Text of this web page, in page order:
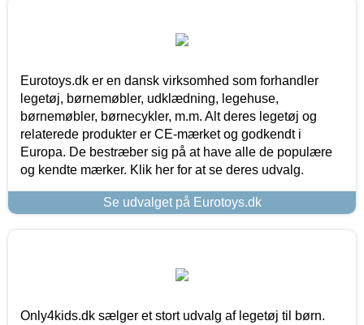
Eurotoys.dk er en dansk virksomhed som forhandler
legetøj, børnemøbler, udklædning, legehuse,
børnemøbler, børnecykler, m.m. Alt deres legetøj og
relaterede produkter er CE-mærket og godkendt i
Europa. De bestræber sig på at have alle de populære
og kendte mærker. Klik her for at se deres udvalg.
Se udvalget på Eurotoys.dk
Only4kids.dk sælger et stort udvalg af legetøj til børn.